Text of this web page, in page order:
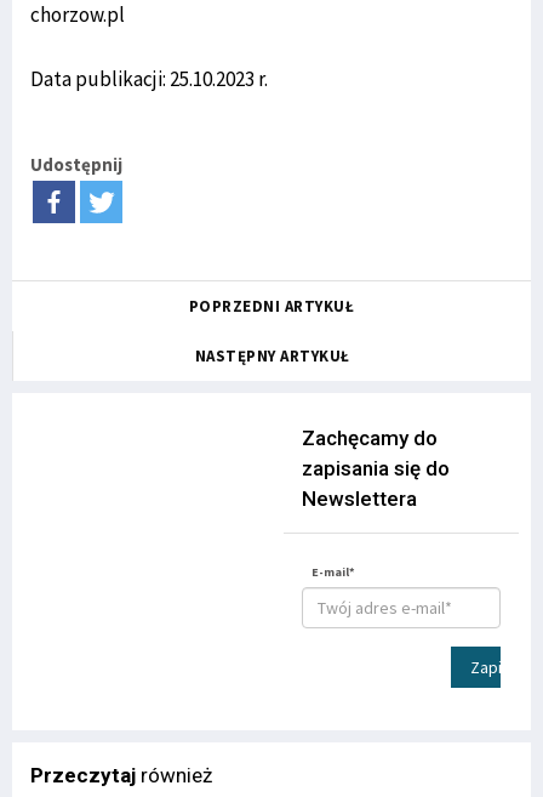
chorzow.pl
Data publikacji: 25.10.2023 r.
Udostępnij
POPRZEDNI ARTYKUŁ
NASTĘPNY ARTYKUŁ
Zachęcamy do
zapisania się do
Newslettera
E-mail*
Zapisz
Przeczytaj również